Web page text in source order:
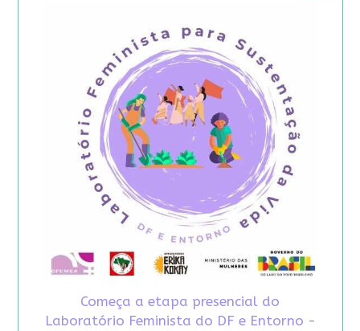
Começa a etapa presencial do
Laboratório Feminista do DF e Entorno -